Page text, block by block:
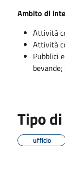
Ambito di
Attività
Attività
Pubblici
Tipo
ufficio